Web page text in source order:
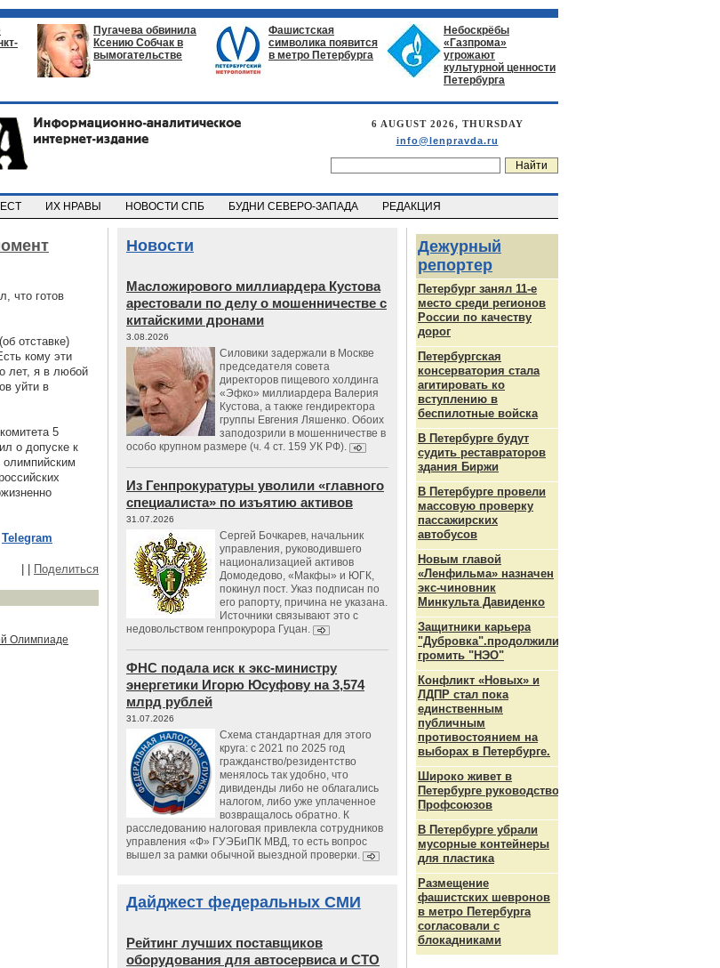
Пугачева обвинила
Ксению Собчак в
вымогательстве
Фашистская
символика появится
в метро Петербурга
Небоскрёбы
«Газпрома»
угрожают
культурной ценности
Петербурга
6 AUGUST 2026, THURSDAY
info@lenpravda.ru
ИХ НРАВЫ НОВОСТИ СПБ БУДНИ СЕВЕРО-ЗАПАДА РЕДАКЦИЯ
что готов
отставке)
кому эти
лет, я в любой
уйти в
5
о допуске к
олимпийским
Telegram
Поделиться
Олимпиаде
Новости
Масложирового миллиардера Кустова
арестовали по делу о мошенничестве с
китайскими дронами
3.08.2026
Силовики задержали в Москве
председателя совета
директоров пищевого холдинга
«Эфко» миллиардера Валерия
Кустова, а также гендиректора
группы Евгения Ляшенко. Обоих
заподозрили в мошенничестве в
особо крупном размере (ч. 4 ст. 159 УК РФ).
Из Генпрокуратуры уволили «главного
специалиста» по изъятию активов
31.07.2026
Сергей Бочкарев, начальник
управления, руководившего
национализацией активов
Домодедово, «Макфы» и ЮГК,
покинул пост. Указ подписан по
его рапорту, причина не указана.
Источники связывают это с
недовольством генпрокурора Гуцан.
ФНС подала иск к экс-министру
энергетики Игорю Юсуфову на 3,574
млрд рублей
31.07.2026
Схема стандартная для этого
круга: с 2021 по 2025 год
гражданство/резидентство
менялось так удобно, что
дивиденды либо не облагались
налогом, либо уже уплаченное
возвращалось обратно. К
расследованию налоговая привлекла сотрудников
управления «Ф» ГУЭБиПК МВД, то есть вопрос
вышел за рамки обычной выездной проверки.
Дайджест федеральных СМИ
Рейтинг лучших поставщиков
оборудования для автосервиса и СТО
Дежурный
репортер
Петербург занял 11-е
место среди регионов
России по качеству
дорог
Петербургская
консерватория стала
агитировать ко
вступлению в
беспилотные войска
В Петербурге будут
судить реставраторов
здания Биржи
В Петербурге провели
массовую проверку
пассажирских
автобусов
Новым главой
«Ленфильма» назначен
экс-чиновник
Минкульта Давиденко
Защитники карьера
"Дубровка".продолжили
громить "НЭО"
Конфликт «Новых» и
ЛДПР стал пока
единственным
публичным
противостоянием на
выборах в Петербурге.
Широко живет в
Петербурге руководство
Профсоюзов
В Петербурге убрали
мусорные контейнеры
для пластика
Размещение
фашистских шевронов
в метро Петербурга
согласовали с
блокадниками